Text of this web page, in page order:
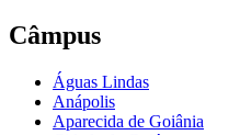
Câmpus
Águas Lindas
Anápolis
Aparecida de Goiânia